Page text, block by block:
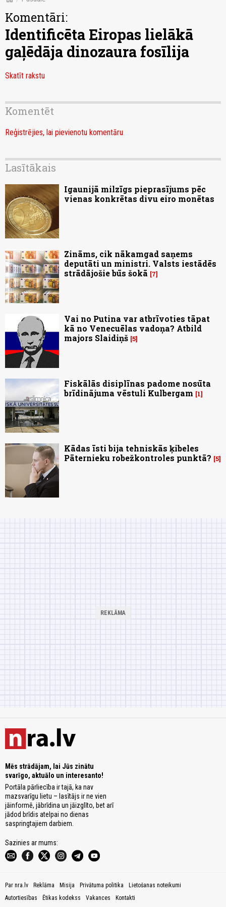
Komentāri:
Identificēta Eiropas lielākā
gaļēdāja dinozaura fosīlija
Skatīt rakstu
Komentēt
Reģistrējies, lai pievienotu komentāru
Lasītākais
Igaunijā milzīgs pieprasījums pēc
vienas konkrētas divu eiro monētas
Zināms, cik nākamgad saņems
deputāti un ministri. Valsts iestādēs
strādājošie būs šokā
7
Vai no Putina var atbrīvoties tāpat
kā no Venecuēlas vadoņa? Atbild
majors Slaidiņš 5
Fiskālās disiplīnas padome nosūta
brīdinājuma vēstuli Kulbergam
1
Kādas īsti bija tehniskās ķibeles
Pāternieku robežkontroles punktā? 5
Mēs strādājam, lai Jūs zinātu
svarīgo, aktuālo un interesanto!
Portāla pārliecība ir tajā, ka nav
mazsvarīgu lietu – lasītājs ir ne vien
jāinformē, jābrīdina un jāizglīto, bet arī
jādod brīdis atelpai no dienas
saspringtajiem darbiem.
Sazinies ar mums:
Par nra.lv Reklāma Misija Privātuma politika
Lietošanas noteikumi
Autortiesības
Ētikas kodekss Vakances Kontakti